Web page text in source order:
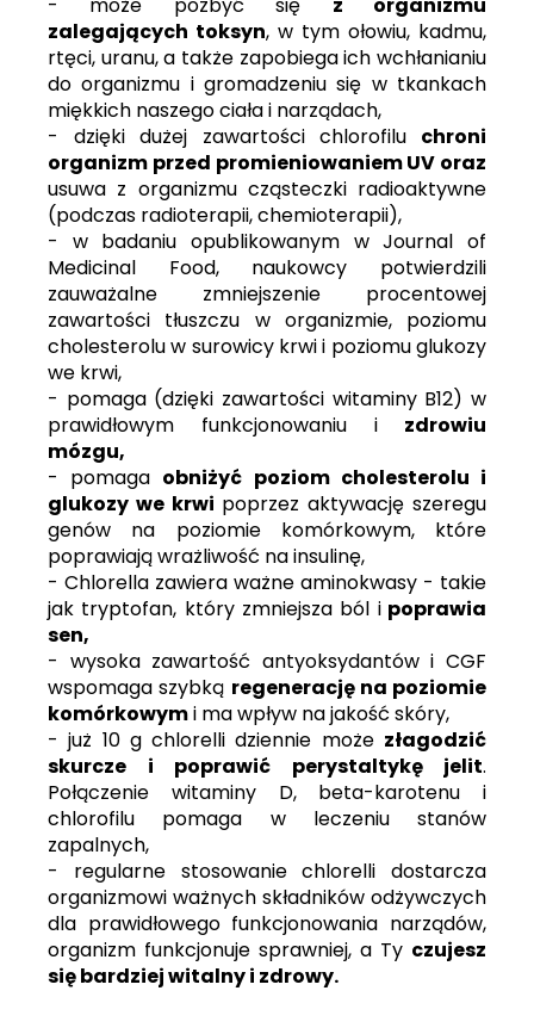
- może pozbyć się z organizmu
zalegających toksyn, w tym ołowiu, kadmu,
rtęci, uranu, a także zapobiega ich wchłanianiu
do organizmu i gromadzeniu się w tkankach
miękkich naszego ciała i narządach,
- dzięki dużej zawartości chlorofilu chroni
organizm przed promieniowaniem UV oraz
usuwa z organizmu cząsteczki radioaktywne
(podczas radioterapii, chemioterapii),
- w badaniu opublikowanym w Journal of
Medicinal Food, naukowcy potwierdzili
zauważalne zmniejszenie procentowej
zawartości tłuszczu w organizmie, poziomu
cholesterolu w surowicy krwi i poziomu glukozy
we krwi,
- pomaga (dzięki zawartości witaminy B12) w
prawidłowym funkcjonowaniu i zdrowiu
mózgu,
- pomaga obniżyć poziom cholesterolu i
glukozy we krwi poprzez aktywację szeregu
genów na poziomie komórkowym, które
poprawiają wrażliwość na insulinę,
- Chlorella zawiera ważne aminokwasy - takie
jak tryptofan, który zmniejsza ból ipoprawia
sen,
- wysoka zawartość antyoksydantów i CGF
wspomaga szybką regenerację na poziomie
komórkowymi ma wpływ na jakość skóry,
- już 10 g chlorelli dziennie może złagodzić
skurcze i poprawić perystaltykę jelit.
Połączenie witaminy D, beta-karotenu i
chlorofilu pomaga w leczeniu stanów
zapalnych,
- regularne stosowanie chlorelli dostarcza
organizmowi ważnych składników odżywczych
dla prawidłowego funkcjonowania narządów,
organizm funkcjonuje sprawniej, a Ty czujesz
się bardziej witalny i zdrowy.